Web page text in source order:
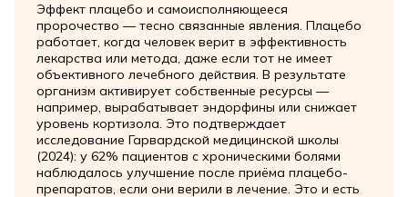
Эффект плацебо и самоисполняющееся
пророчество — тесно связанные явления. Плацебо
работает, когда человек верит в эффективность
лекарства или метода, даже если тот не имеет
объективного лечебного действия. В результате
организм активирует собственные ресурсы —
например, вырабатывает эндорфины или снижает
уровень кортизола. Это подтверждает
исследование Гарвардской медицинской школы
(2024): у 62% пациентов с хроническими болями
наблюдалось улучшение после приёма плацебо-
препаратов, если они верили в лечение. Это и есть